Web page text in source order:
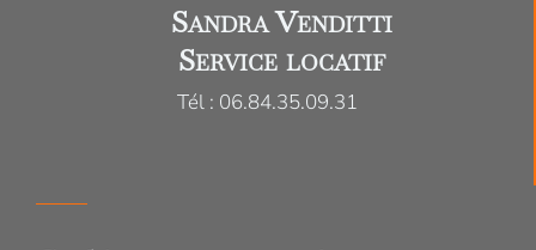
Sandra Venditti
Service locatif
Tél : 06.84.35.09.31